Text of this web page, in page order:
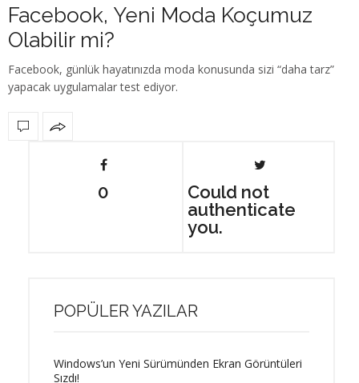
Facebook, Yeni Moda Koçumuz
Olabilir mi?
Facebook, günlük hayatınızda moda konusunda sizi “daha tarz”
yapacak uygulamalar test ediyor.
0
Could not
authenticate
you.
POPÜLER YAZILAR
Windows’un Yeni Sürümünden Ekran Görüntüleri
Sızdı!